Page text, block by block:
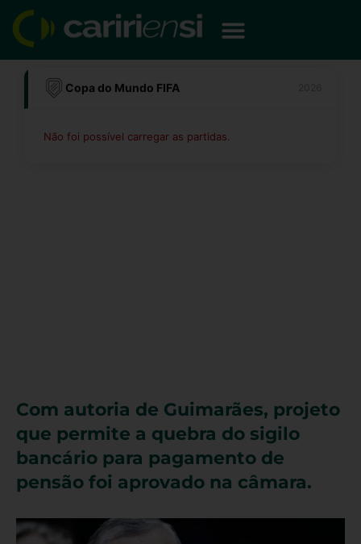
para
conteúdo
Copa do Mundo FIFA
Não foi possível carregar as partidas.
Com autoria de Guimarães, projeto
que permite a quebra do sigilo
bancário para pagamento de
pensão foi aprovado na câmara.